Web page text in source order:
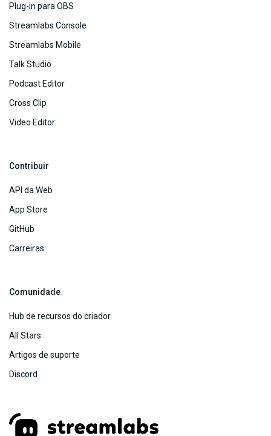
Plug-in para OBS
Streamlabs Console
Streamlabs Mobile
Talk Studio
Podcast Editor
Cross Clip
Video Editor
Contribuir
API da Web
App Store
GitHub
Carreiras
Comunidade
Hub de recursos do criador
All Stars
Artigos de suporte
Discord